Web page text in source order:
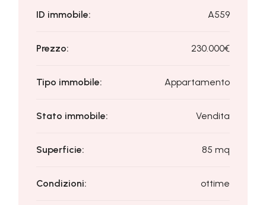
ID immobile: A559
Prezzo: 230.000€
Tipo immobile: Appartamento
Stato immobile: Vendita
Superficie: 85 mq
Condizioni: ottime